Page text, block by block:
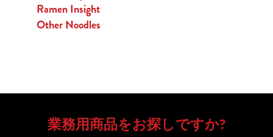
Ramen Insight
Other Noodles
業務用商品をお探しですか?